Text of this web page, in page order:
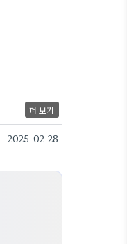
더 보기
2025-02-28